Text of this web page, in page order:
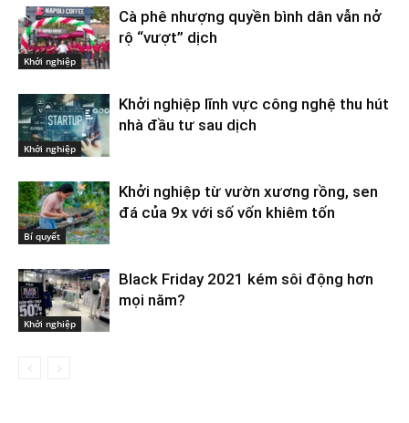
Khởi nghiệp
Cà phê nhượng quyền bình dân vẫn nở
rộ “vượt” dịch
Khởi nghiệp
Khởi nghiệp lĩnh vực công nghệ thu hút
nhà đầu tư sau dịch
Bí quyết
Khởi nghiệp từ vườn xương rồng, sen
đá của 9x với số vốn khiêm tốn
Khởi nghiệp
Black Friday 2021 kém sôi động hơn
mọi năm?